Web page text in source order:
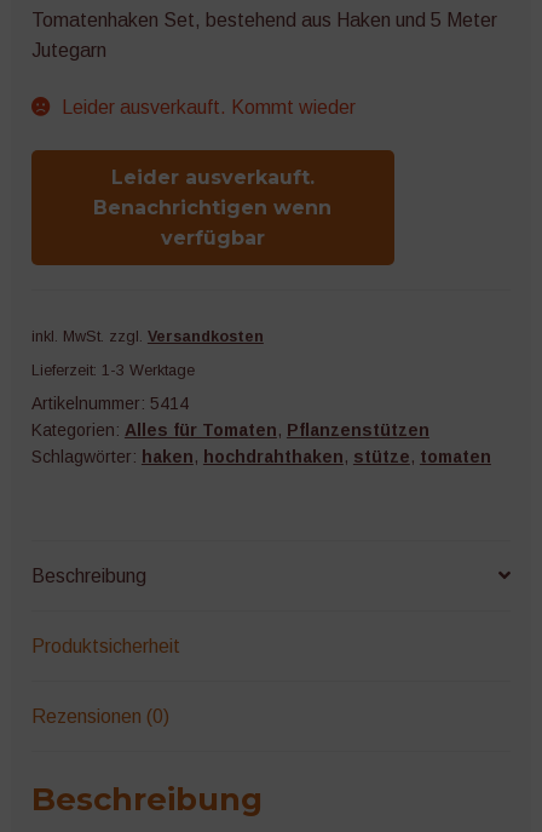
Tomatenhaken Set, bestehend aus Haken und 5 Meter
Jutegarn
Leider ausverkauft. Kommt wieder
Leider ausverkauft.
Benachrichtigen wenn
verfügbar
inkl. MwSt. zzgl. Versandkosten
Lieferzeit: 1-3 Werktage
Artikelnummer: 5414
Kategorien: Alles für Tomaten, Pflanzenstützen
Schlagwörter: haken, hochdrahthaken, stütze, tomaten
Beschreibung
Produktsicherheit
Rezensionen (0)
Beschreibung